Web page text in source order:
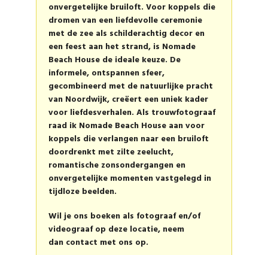
onvergetelijke bruiloft. Voor koppels die
dromen van een liefdevolle ceremonie
met de zee als schilderachtig decor en
een feest aan het strand, is Nomade
Beach House de ideale keuze. De
informele, ontspannen sfeer,
gecombineerd met de natuurlijke pracht
van Noordwijk, creëert een uniek kader
voor liefdesverhalen. Als trouwfotograaf
raad ik Nomade Beach House aan voor
koppels die verlangen naar een bruiloft
doordrenkt met zilte zeelucht,
romantische zonsondergangen en
onvergetelijke momenten vastgelegd in
tijdloze beelden.
Wil je ons boeken als fotograaf en/of
videograaf op deze locatie, neem
dan contact met ons op.